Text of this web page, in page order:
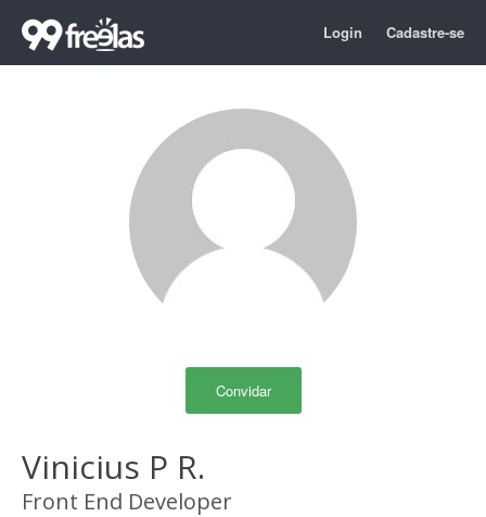
Login Cadastre-se
Convidar
Vinicius P R.
Front End Developer